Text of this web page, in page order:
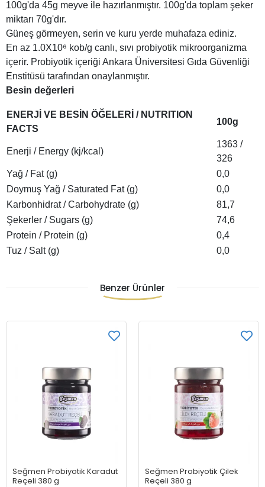
100g'da 45g meyve ile hazırlanmıştır. 100g'da toplam şeker
miktarı 70g'dır.
Güneş görmeyen, serin ve kuru yerde muhafaza ediniz.
En az 1.0X10⁶ kob/g canlı, sıvı probiyotik mikroorganizma
içerir. Probiyotik içeriği Ankara Üniversitesi Gıda Güvenliği
Enstitüsü tarafından onaylanmıştır.
Besin değerleri
ENERJİ VE BESİN ÖĞELERİ / NUTRITION
FACTS
100g
Enerji / Energy (kj/kcal)
1363 /
326
Yağ / Fat (g)
0,0
Doymuş Yağ / Saturated Fat (g)
0,0
Karbonhidrat / Carbohydrate (g)
81,7
Şekerler / Sugars (g)
74,6
Protein / Protein (g)
0,4
Tuz / Salt (g)
0,0
Benzer Ürünler
Seğmen Probiyotik Karadut
Reçeli 380 g
Seğmen Probiyotik Çilek
Reçeli 380 g